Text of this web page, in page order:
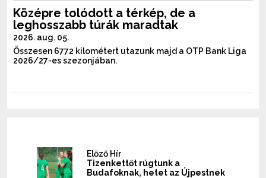
Középre tolódott a térkép, de a
leghosszabb túrák maradtak
2026. aug. 05.
Összesen 6772 kilométert utazunk majd a OTP Bank Liga
2026/27-es szezonjában.
Előző Hír
Tizenkettőt rúgtunk a
Budafoknak, hetet az Újpestnek